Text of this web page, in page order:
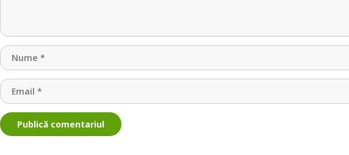
Publică comentariul